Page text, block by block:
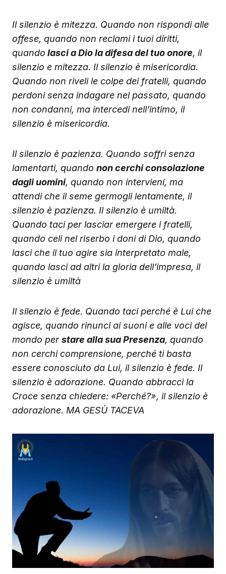
Il silenzio è mitezza. Quando non rispondi alle
offese, quando non reclami i tuoi diritti,
quando lasci a Dio la difesa del tuo onore, il
silenzio e mitezza. Il silenzio è misericordia.
Quando non riveli le colpe dei fratelli, quando
perdoni senza indagare nel passato, quando
non condanni, ma intercedi nell’intimo, il
silenzio è misericordia.
Il silenzio è pazienza. Quando soffri senza
lamentarti, quando non cerchi consolazione
dagli uomini, quando non intervieni, ma
attendi che il seme germogli lentamente, il
silenzio è pazienza. Il silenzio è umiltà.
Quando taci per lasciar emergere i fratelli,
quando celi nel riserbo i doni di Dio, quando
lasci che il tuo agire sia interpretato male,
quando lasci ad altri la gloria dell’impresa, il
silenzio è umiltà
Il silenzio è fede. Quando taci perché è Lui che
agisce, quando rinunci ai suoni e alle voci del
mondo perstare alla sua Presenza, quando
non cerchi comprensione, perché ti basta
essere conosciuto da Lui, il silenzio è fede. Il
silenzio è adorazione. Quando abbracci la
Croce senza chiedere: «Perché?», il silenzio è
adorazione. MA GESÙ TACEVA